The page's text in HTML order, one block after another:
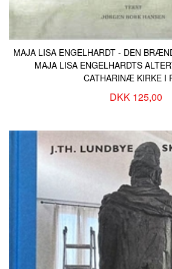
MAJA LISA ENGELHARDT - DEN
MAJA LISA ENGELHARDTS
CATHARINÆ KIRKE I
DKK 125,00